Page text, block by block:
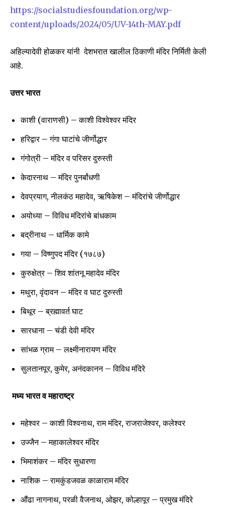
6,300 32,111 75
https://socialstudiesfoundation.org/wp-
content/uploads/2024/05/UV-14th-MAY.pdf
अहिल्यादेवी होळकर यांनी देशभरात खालील ठिकाणी मंदिर निर्मिती केली
आहे.
उत्तर भारत
काशी (वाराणसी) – काशी विश्वेश्वर मंदिर
हरिद्वार – गंगा घाटांचे जीर्णोद्धार
गंगोत्री – मंदिर व परिसर दुरुस्ती
केदारनाथ – मंदिर पुनर्बांधणी
देवप्रयाग, नीलकंठ महादेव, ऋषिकेश – मंदिरांचे जीर्णोद्धार
अयोध्या – विविध मंदिरांचे बांधकाम
बद्रीनाथ – धार्मिक कामे
गया – विष्णुपद मंदिर (१७८७)
कुरुक्षेत्र – शिव शांतनू महादेव मंदिर
मथुरा, वृंदावन – मंदिर व घाट दुरुस्ती
बिथूर – ब्रह्मावर्त घाट
सारधाना – चंडी देवी मंदिर
सांभळ ग्राम – लक्ष्मीनारायण मंदिर
सुलतानपूर, कुमेर, अनंदकानन – विविध मंदिरे
मध्य भारत व महाराष्ट्र
महेश्वर – काशी विश्वनाथ, राम मंदिर, राजराजेश्वर, कलेश्वर
उज्जैन – महाकालेश्वर मंदिर
भिमाशंकर – मंदिर सुधारणा
नाशिक – रामकुंडजवळ काळाराम मंदिर
औंढा नागनाथ, परळी वैजनाथ, ओझर, कोल्हापूर – प्रमुख मंदिरे